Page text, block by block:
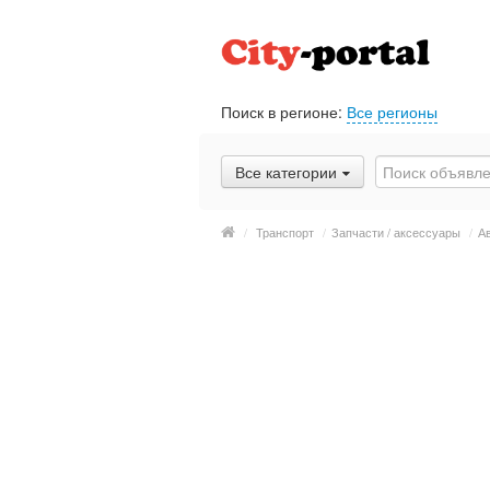
Поиск в регионе: Все регионы
Все категории
/ Транспорт / Запчасти / аксессуары /